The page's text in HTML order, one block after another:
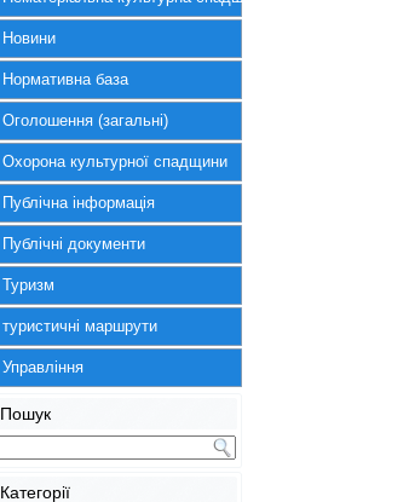
Новини
Нормативна база
Оголошення (загальні)
Охорона культурної спадщини
Публічна інформація
Публічні документи
Туризм
туристичні маршрути
Управління
Пошук
Категорії